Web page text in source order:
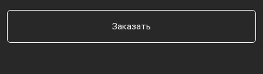
Заказать